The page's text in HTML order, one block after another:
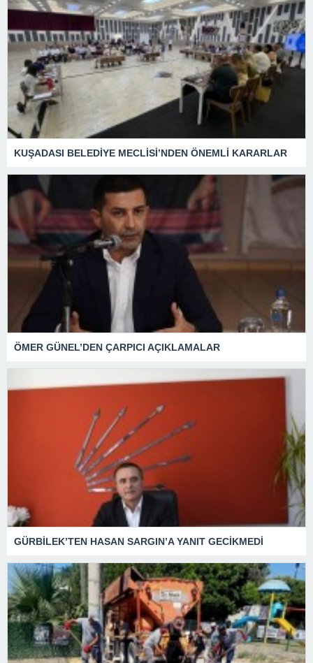
KUŞADASI BELEDİYE MECLİSİ’NDEN ÖNEMLİ KARARLAR
ÖMER GÜNEL’DEN ÇARPICI AÇIKLAMALAR
GÜRBİLEK’TEN HASAN SARGIN’A YANIT GECİKMEDİ